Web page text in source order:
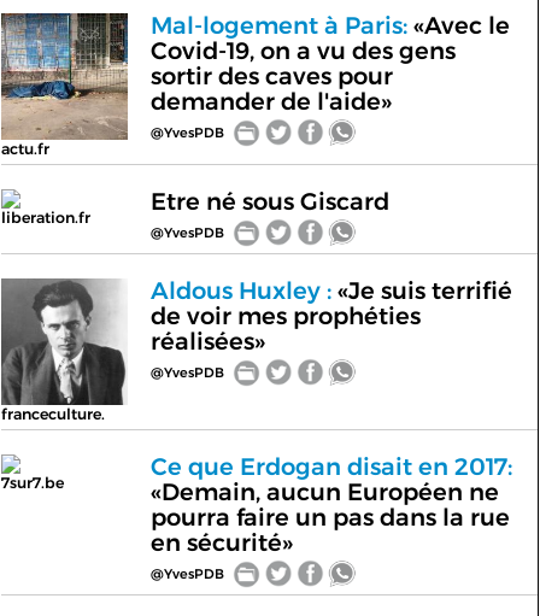
actu.fr
Mal-logement à Paris:«Avec le
Covid-19, on a vu des gens
sortir des caves pour
demander de l'aide»
@YvesPDB
liberation.fr
Etre né sous Giscard
@YvesPDB
franceculture.
Aldous Huxley :«Je suis terrifié
de voir mes prophéties
réalisées»
@YvesPDB
7sur7.be
Ce que Erdogan disait en 2017:
«Demain, aucun Européen ne
pourra faire un pas dans la rue
en sécurité»
@YvesPDB